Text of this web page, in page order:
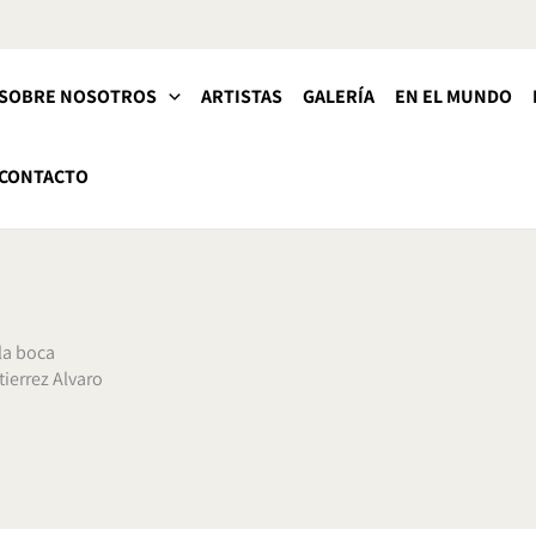
NOSOTROS ARTISTAS GALERÍA EN EL MUNDO
boca
Alvaro